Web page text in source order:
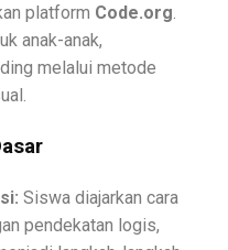
platform Code.org.
anak-anak,
melalui metode
Siswa diajarkan cara
pendekatan logis,